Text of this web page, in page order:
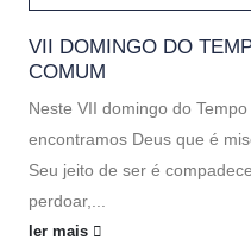
VII DOMINGO DO
COMUM
Neste VII domingo do
encontramos Deus que é
Seu jeito de ser é
perdoar,...
ler mais